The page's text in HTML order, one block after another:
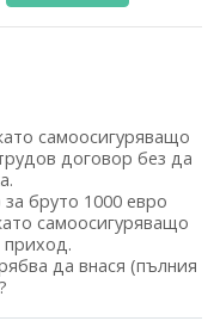
самоосигуряващо
договор без да
бруто 1000 евро
самоосигуряващо
приход.
да внася (пълния